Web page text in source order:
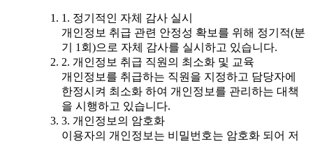
1. 정기적인 자체 감사 실시
개인정보 취급 관련 안정성 확보를 위해 정기적(분
기 1회)으로 자체 감사를 실시하고 있습니다.
2. 개인정보 취급 직원의 최소화 및 교육
개인정보를 취급하는 직원을 지정하고 담당자에
한정시켜 최소화 하여 개인정보를 관리하는 대책
을 시행하고 있습니다.
3. 개인정보의 암호화
이용자의 개인정보는 비밀번호는 암호화 되어 저